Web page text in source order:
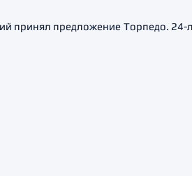
принял предложение Торпедо.